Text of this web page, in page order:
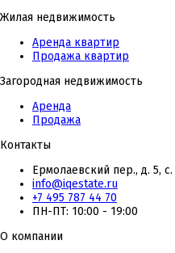
Жилая недвижимость
Аренда квартир
Продажа квартир
Загородная недвижимость
Аренда
Продажа
Контакты
Ермолаевский пер., д. 5,
info@iqestate.ru
+7 495 787 44 70
ПН-ПТ: 10:00 - 19:00
О компании